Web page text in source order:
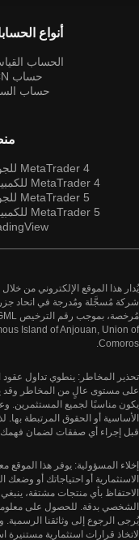
أنواع
الحساب
حساب ECN
حساب
MetaTrader 4 للجوال
MetaTrader 4 للكمبيوتر
MetaTrader 5 للجوال
MetaTrader 5 للكمبيوتر
شركة مُسجَّلة ومُدرجة في اتحاد
Island of Anjouan, Union of
Comoros.
على مستوى عالٍ من المخاطر وقد
يكون مناسبًا لجميع المستثمرين.
الأساسية أو الحقوق المرتبطة
قبل إجراء أي صفقات لضمان فهمك
إخلاء المسؤولية: يوفر هذا الموقع
الاستثمارية أو احتياجاتك أو وضعك
الاحتفاظ بأي منتجات مشتقة،
الشخصي بدقة. للحصول على
يُرجى الرجوع إلى وثائقنا الرسمية.
لاتخاذ قرارات استثمارية